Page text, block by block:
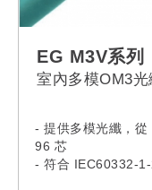
EG M3V系列
室內多模OM3
- 提供多模光纖，
96 芯
- 符合 IEC60332-